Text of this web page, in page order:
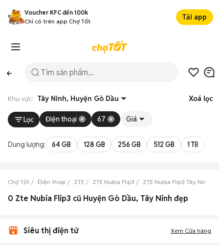
Voucher KFC đến 100k
Chỉ có trên app Chợ Tốt
Tải app
Khu vực: Tây Ninh, Huyện Gò Dầu Xoá lọc
Lọc Điện thoại 67 Giá
Dung lượng: 64 GB 128 GB 256 GB 512 GB 1 TB
Chợ Tốt Điện thoại ZTE ZTE Nubia Flip3 ZTE Nubia Flip3 Tây Ninh
0 Zte Nubia Flip3 cũ Huyện Gò Dầu, Tây Ninh đẹp
Siêu thị điện tử Xem Cửa hàng